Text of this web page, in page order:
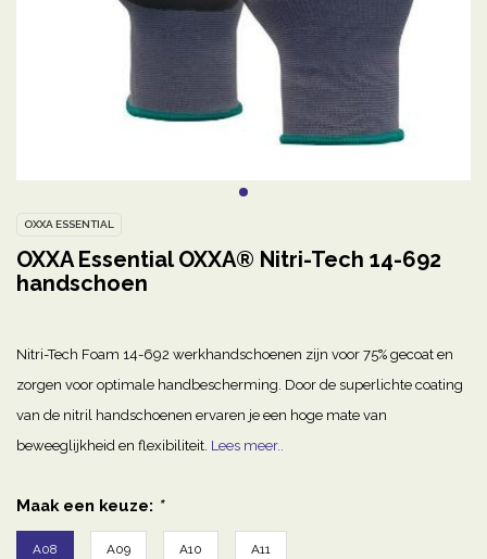
OXXA ESSENTIAL
OXXA Essential OXXA® Nitri-Tech 14-692
handschoen
Nitri-Tech Foam 14-692 werkhandschoenen zijn voor 75% gecoat en
zorgen voor optimale handbescherming. Door de superlichte coating
van de nitril handschoenen ervaren je een hoge mate van
beweeglijkheid en flexibiliteit. Lees meer..
Maak een keuze: *
A08 A09 A10 A11